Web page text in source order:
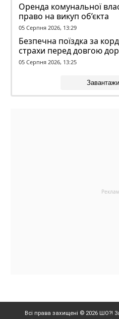
Оренда комунальної
право на викуп об’єкта
05 Серпня 2026, 13:29
Безпечна поїздка за
страхи перед довгою
05 Серпня 2026, 13:25
Всі права захищені © 2026 ШО?!